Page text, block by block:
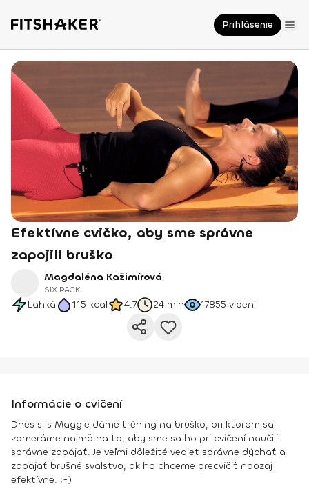
Prihlásenie
Efektívne cvičko, aby sme správne
zapojili bruško
Magdaléna Kažimírová
SIX PACK
Ľahká 115 kcal 4.7 24 min 17855 videní
Informácie o cvičení
Dnes si s Maggie dáme tréning na bruško, pri ktorom sa
zameráme najmä na to, aby sme sa ho pri cvičení naučili
správne zapájať. Je veľmi dôležité vedieť správne dýchať a
zapájať brušné svalstvo, ak ho chceme precvičiť naozaj
efektívne. ;-)